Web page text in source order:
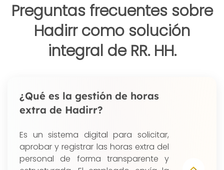
Preguntas frecuentes sobre
Hadirr como solución
integral de RR. HH.
¿Qué es la gestión de horas
extra de Hadirr?
Es un sistema digital para solicitar,
aprobar y registrar las horas extra del
personal de forma transparente y